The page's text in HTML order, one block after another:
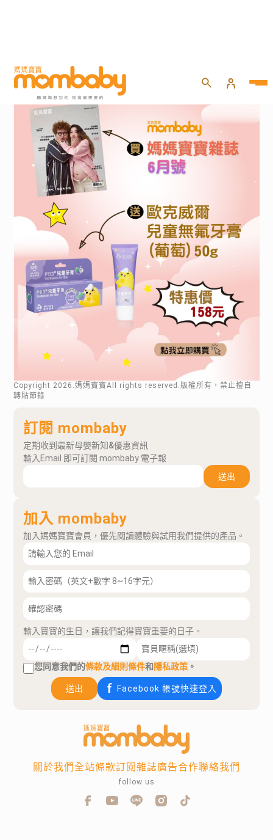
Copyright 2026 .媽媽寶寶All rights reserved.版權所有，禁止擅自
轉貼節錄
訂閱 mombaby
定期收到最新母嬰新知&優惠資訊
輸入Email 即可訂閱 mombaby 電子報
送出
加入 mombaby
加入媽媽寶寶會員，優先閱讀體驗與試用我們提供的產品。
輸入寶寶的生日，讓我們記得寶寶重要的日子。
您同意我們的條款及細則條件和隱私政策 。
送出 Facebook 帳號快速登入
關於我們全站條款訂閱雜誌廣告合作聯絡我們
follow us